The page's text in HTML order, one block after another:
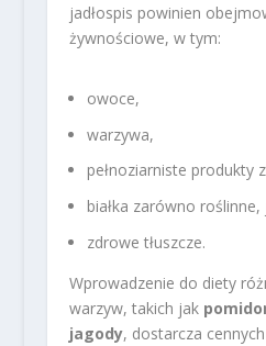
jadłospis powinien
żywnościowe, w tym:
owoce,
warzywa,
pełnoziarniste produkty
białka zarówno
zdrowe tłuszcze.
Wprowadzenie do diety
warzyw, takich jak
jagody, dostarcza